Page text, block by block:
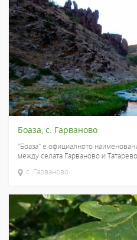
Боаза, с. Гарваново
"Боаза" е официалното
между селата Гарваново и
с. Гарваново